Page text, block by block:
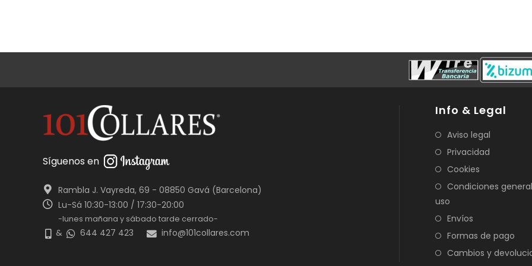
Síguenos en
Rambla J. Vayreda, 69 - 08850 Gavá (Barcelona)
Lu-Sá 10:30-13:00 / 17:30-20:00
-lunes mañana y sábado tarde cerrado-
& 644 427 423 info@101collares.com
Info & Legal
Aviso legal
Privacidad
Cookies
Condiciones
uso
Envíos
Formas de pago
Cambios y